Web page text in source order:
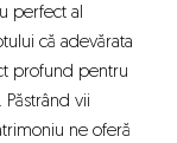
perfect al
că adevărata
profund pentru
vii
ne oferă